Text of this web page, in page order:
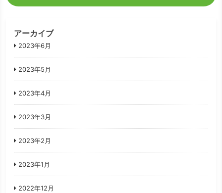
アーカイブ
2023年6月
2023年5月
2023年4月
2023年3月
2023年2月
2023年1月
2022年12月